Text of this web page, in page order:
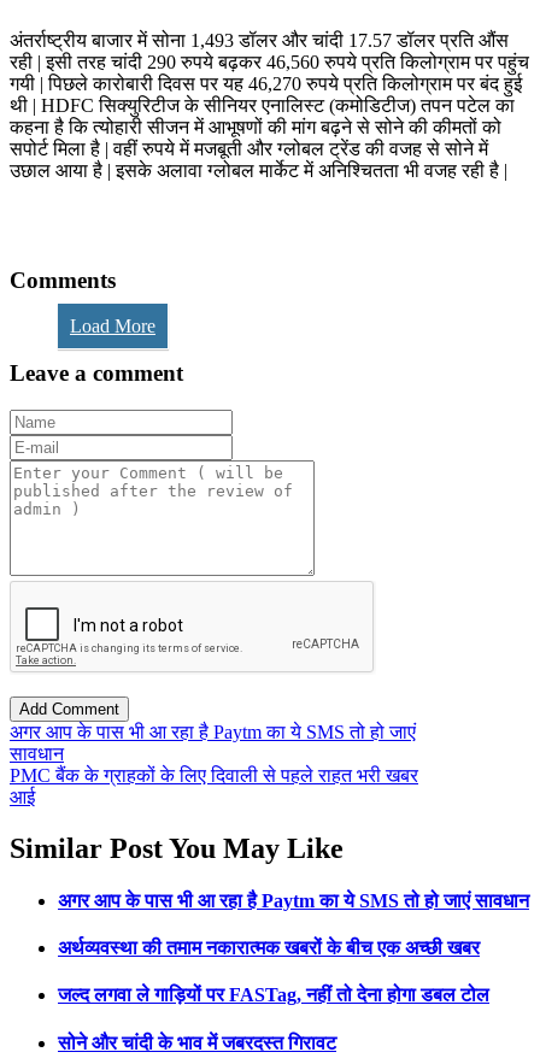
अंतर्राष्ट्रीय बाजार में सोना 1,493 डॉलर और चांदी 17.57 डॉलर प्रति औंस
रही | इसी तरह चांदी 290 रुपये बढ़कर 46,560 रुपये प्रति किलोग्राम पर पहुंच
गयी | पिछले कारोबारी दिवस पर यह 46,270 रुपये प्रति किलोग्राम पर बंद हुई
थी | HDFC सिक्युरिटीज के सीनियर एनालिस्ट (कमोडिटीज) तपन पटेल का
कहना है कि त्योहारी सीजन में आभूषणों की मांग बढ़ने से सोने की कीमतों को
सपोर्ट मिला है | वहीं रुपये में मजबूती और ग्लोबल ट्रेंड की वजह से सोने में
उछाल आया है | इसके अलावा ग्लोबल मार्केट में अनिश्चितता भी वजह रही है |
Comments
Load More
Leave a comment
अगर आप के पास भी आ रहा है Paytm का ये SMS तो हो जाएं
सावधान
PMC बैंक के ग्राहकों के लिए दिवाली से पहले राहत भरी खबर
आई
Similar Post You May Like
अगर आप के पास भी आ रहा है Paytm का ये SMS तो हो जाएं सावधान
अर्थव्यवस्था की तमाम नकारात्मक खबरों के बीच एक अच्छी खबर
जल्द लगवा ले गाड़ियों पर FASTag, नहीं तो देना होगा डबल टोल
सोने और चांदी के भाव में जबरदस्त गिरावट